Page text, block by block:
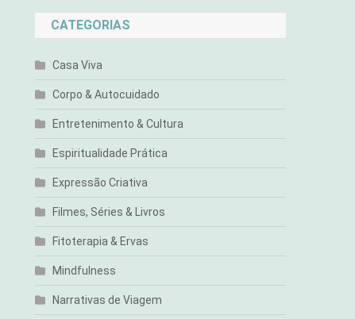
CATEGORIAS
Casa Viva
Corpo & Autocuidado
Entretenimento & Cultura
Espiritualidade Prática
Expressão Criativa
Filmes, Séries & Livros
Fitoterapia & Ervas
Mindfulness
Narrativas de Viagem